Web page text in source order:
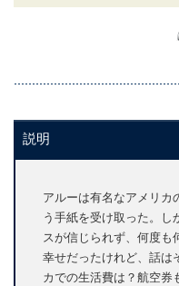
説明
アルーは有名なアメリカ
う手紙を受け取った。し
スが信じられず、何度も
幸せだったけれど、話は
カでの生活費は？航空券